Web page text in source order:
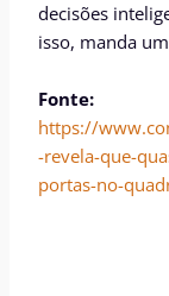
decisões
isso, manda
Fonte:
https://
-revela-que-
portas-no-